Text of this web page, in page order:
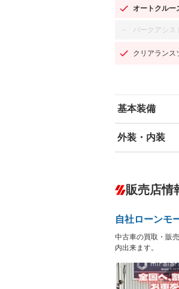
オートクルー
－ パークアシス
クリアランス
基本装備
エアバッグ：
－ ダウンヒルア
Bluetooth接続
－ レンタカーア
外装・内装
オーディオ：
プレイヤー接
－
ー
LEDヘッドラ
－ ETC
－ ランフラット
販売店情
自社ローン
中古車の買取・販
内出来ます。